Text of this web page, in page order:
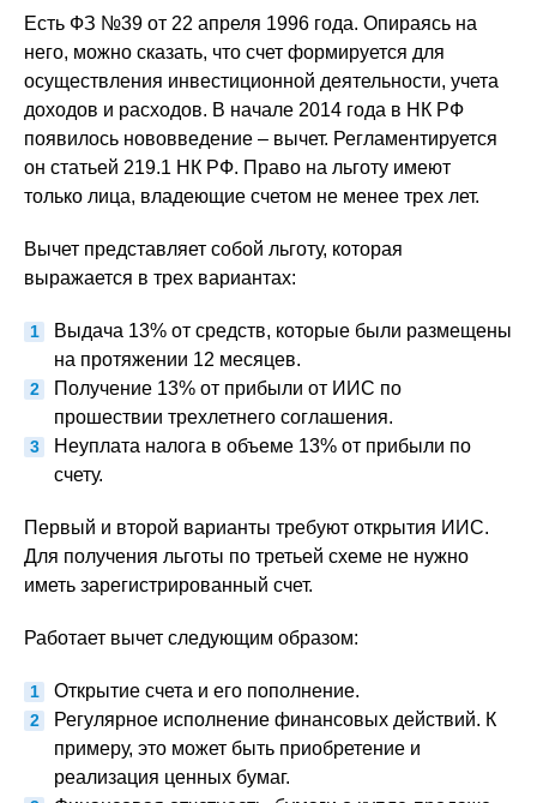
Есть ФЗ №39 от 22 апреля 1996 года. Опираясь на
него, можно сказать, что счет формируется для
осуществления инвестиционной деятельности, учета
доходов и расходов. В начале 2014 года в НК РФ
появилось нововведение – вычет. Регламентируется
он статьей 219.1 НК РФ. Право на льготу имеют
только лица, владеющие счетом не менее трех лет.
Вычет представляет собой льготу, которая
выражается в трех вариантах:
Выдача 13% от средств, которые были размещены
на протяжении 12 месяцев.
Получение 13% от прибыли от ИИС по
прошествии трехлетнего соглашения.
Неуплата налога в объеме 13% от прибыли по
счету.
Первый и второй варианты требуют открытия ИИС.
Для получения льготы по третьей схеме не нужно
иметь зарегистрированный счет.
Работает вычет следующим образом:
Открытие счета и его пополнение.
Регулярное исполнение финансовых действий. К
примеру, это может быть приобретение и
реализация ценных бумаг.